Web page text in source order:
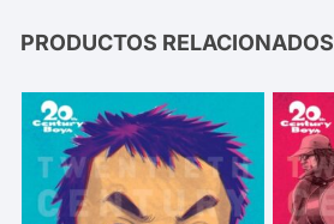
PRODUCTOS RELACIONADOS